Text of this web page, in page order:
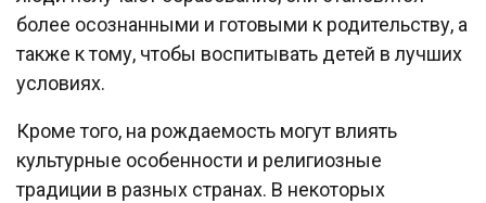
более осознанными и готовыми к родительству, а
также к тому, чтобы воспитывать детей в лучших
условиях.
Кроме того, на рождаемость могут влиять
культурные особенности и религиозные
традиции в разных странах. В некоторых